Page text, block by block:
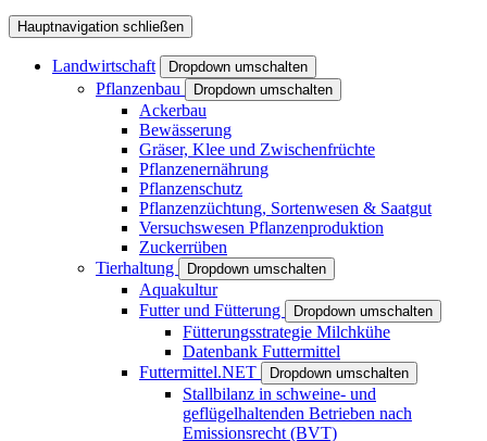
Hauptnavigation schließen
Landwirtschaft Dropdown umschalten
Pflanzenbau Dropdown umschalten
Ackerbau
Bewässerung
Gräser, Klee und Zwischenfrüchte
Pflanzenernährung
Pflanzenschutz
Pflanzenzüchtung, Sortenwesen & Saatgut
Versuchswesen Pflanzenproduktion
Zuckerrüben
Tierhaltung
Dropdown umschalten
Aquakultur
Futter und Fütterung
Dropdown umschalten
Fütterungsstrategie Milchkühe
Datenbank Futtermittel
Futtermittel.NET
Dropdown umschalten
Stallbilanz in schweine- und
geflügelhaltenden Betrieben nach
Emissionsrecht (BVT)